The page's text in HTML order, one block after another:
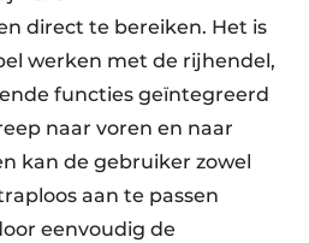
direct te bereiken. Het is
werken met de rijhendel,
functies geïntegreerd
naar voren en naar
kan de gebruiker zowel
aan te passen
eenvoudig de